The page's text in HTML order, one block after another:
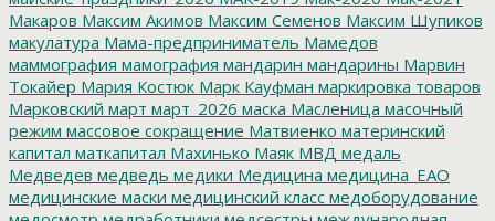
Макаров Максим Акимов Максим Семенов Максим Шупиков
макулатура Мама-предприниматель Мамедов
маммография мамография мандарин мандарины Марвин
Токайер Мария Костюк Марк Кауфман маркировка товаров
Марковский март март_2026 маска Масленица масочный
режим массовое сокращение Матвиенко материнский
капитал маткапитал Махинько Маяк МВД медаль
Медведев медведь медики Медицина медицина_ЕАО
медицинские маски медицинский класс медоборудование